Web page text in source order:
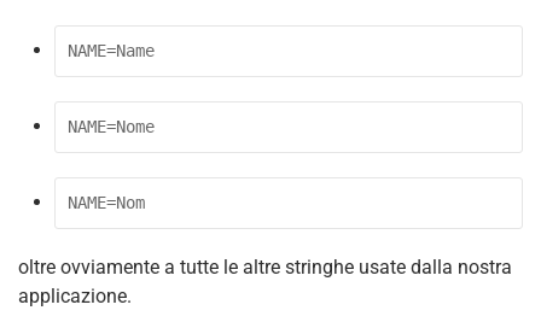
NAME=Name
NAME=Nome
NAME=Nom
oltre ovviamente a tutte le altre stringhe usate dalla nostra
applicazione.